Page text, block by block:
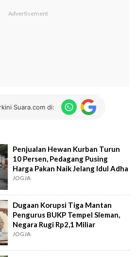
Suara.com di:
Penjualan Hewan Kurban Turun
10 Persen, Pedagang Pusing
Harga Pakan Naik Jelang Idul Adha
JOGJA
Dugaan Korupsi Tiga Mantan
Pengurus BUKP Tempel Sleman,
Negara Rugi Rp2,1 Miliar
JOGJA